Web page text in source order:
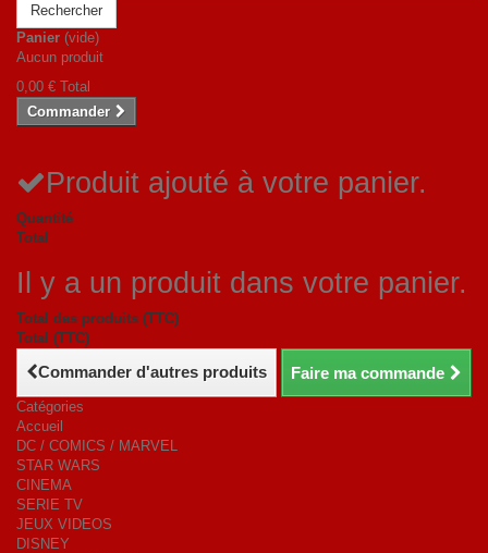
Rechercher
Panier (vide)
Aucun produit
0,00 € Total
Commander
Produit ajouté à votre panier.
Quantité
Total
Il y a un produit dans votre panier.
Total des produits (TTC)
Total (TTC)
Commander d'autres produits Faire ma commande
Catégories
Accueil
DC / COMICS / MARVEL
STAR WARS
CINEMA
SERIE TV
JEUX VIDEOS
DISNEY